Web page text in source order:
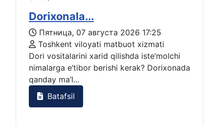
Dorixonala...
Пятница, 07 августа 2026 17:25
Toshkent viloyati matbuot xizmati
Dori vositalarini xarid qilishda iste’molchi
nimalarga e’tibor berishi kerak? Dorixonada
qanday ma’l...
Batafsil